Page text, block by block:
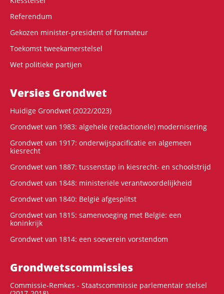
Referendum
Gekozen minister-president of formateur
Toekomst tweekamerstelsel
Wet politieke partijen
Versies Grondwet
Huidige Grondwet (2022/2023)
Grondwet van 1983: algehele (redactionele) modernisering
Grondwet van 1917: onderwijspacificatie en algemeen
kiesrecht
Grondwet van 1887: tussenstap in kiesrecht- en schoolstrijd
Grondwet van 1848: ministeriële verantwoordelijkheid
Grondwet van 1840: België afgesplitst
Grondwet van 1815: samenvoeging met België: een
koninkrijk
Grondwet van 1814: een soeverein vorstendom
Grondwets­commissies
Commissie-Remkes - Staatscommissie parlementair stelsel